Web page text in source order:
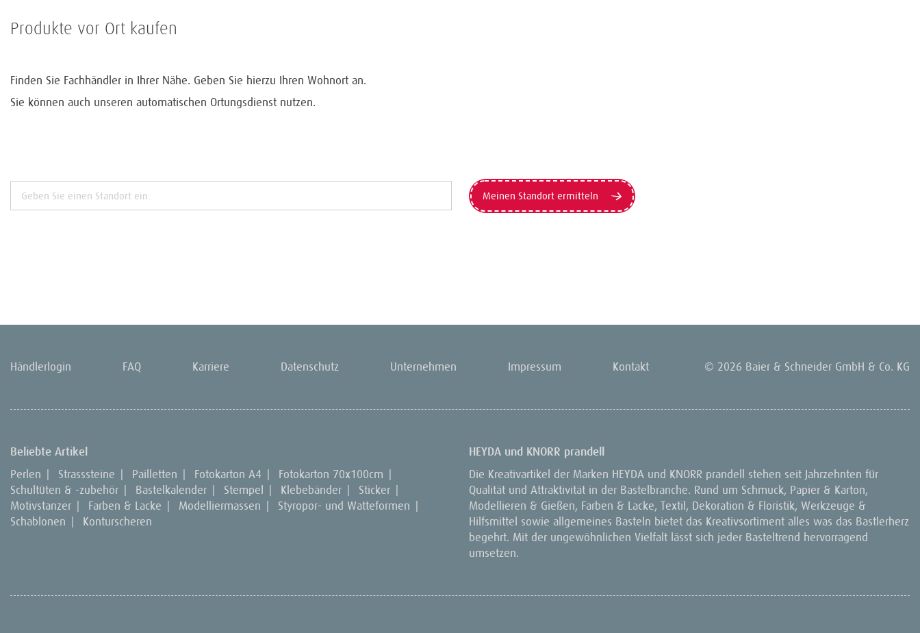
Produkte vor Ort kaufen
Finden Sie Fachhändler in Ihrer Nähe. Geben Sie hierzu Ihren Wohnort an.
Sie können auch unseren automatischen Ortungsdienst nutzen.
Meinen Standort ermitteln
Händlerlogin FAQ Karriere Datenschutz Unternehmen Impressum Kontakt © 2026 Baier & Schneider GmbH & Co. KG
Beliebte Artikel
Perlen Strasssteine Pailletten Fotokarton A4 Fotokarton 70x100cm
Schultüten & -zubehör
Bastelkalender Stempel Klebebänder Sticker
Motivstanzer
Farben & Lacke Modelliermassen Styropor- und Watteformen
Schablonen
Konturscheren
HEYDA und KNORR prandell
Die Kreativartikel der Marken HEYDA und KNORR prandell stehen seit Jahrzehnten für
Qualität und Attraktivität in der Bastelbranche. Rund um Schmuck, Papier & Karton,
Modellieren & Gießen, Farben & Lacke, Textil, Dekoration & Floristik, Werkzeuge &
Hilfsmittel sowie allgemeines Basteln bietet das Kreativsortiment alles was das Bastlerherz
begehrt. Mit der ungewöhnlichen Vielfalt lässt sich jeder Basteltrend hervorragend
umsetzen.